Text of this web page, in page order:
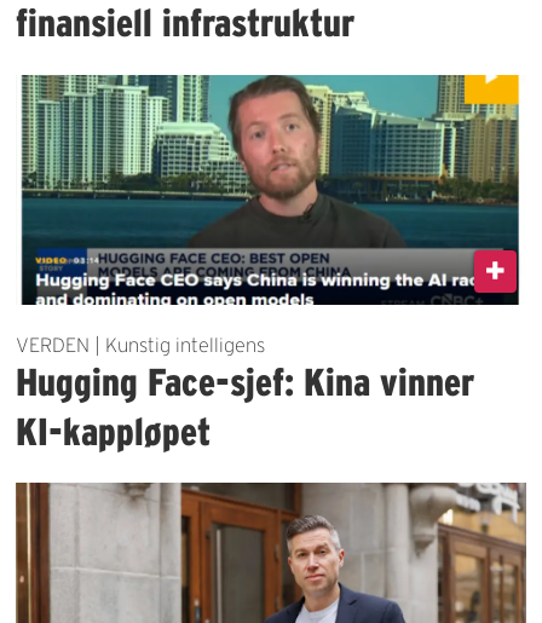
finansiell infrastruktur
VERDEN | Kunstig intelligens
Hugging Face-sjef: Kina vinner
KI-kappløpet